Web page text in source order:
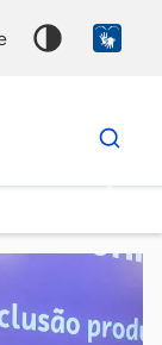
Dados
para
chave